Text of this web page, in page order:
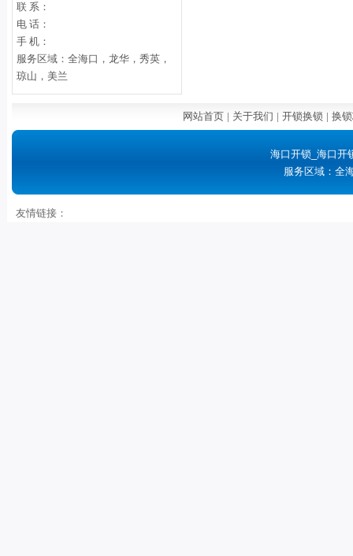
联 系：
电 话：
手 机：
服务区域：全海口，龙华，秀英，
琼山，美兰
网站首页 | 关于我们 | 开锁换锁 | 换
海口开锁_海口开
服务区域：全
友情链接：